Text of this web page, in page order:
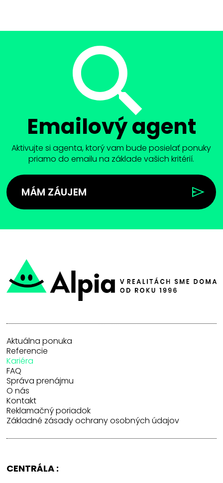
Emailový agent
Aktivujte si agenta, ktorý vam bude posielať ponuky
priamo do emailu na základe vašich kritérií.
MÁM ZÁUJEM
Aktuálna ponuka
Referencie
Kariéra
FAQ
Správa prenájmu
O nás
Kontakt
Reklamačný poriadok
Základné zásady ochrany osobných údajov
CENTRÁLA :